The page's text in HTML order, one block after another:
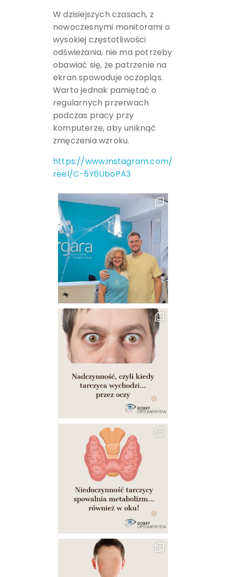
W dzisiejszych czasach, z
nowoczesnymi monitorami o
wysokiej częstotliwości
odświeżania, nie ma potrzeby
obawiać się, że patrzenie na
ekran spowoduje oczopląs.
Warto jednak pamiętać o
regularnych przerwach
podczas pracy przy
komputerze, aby uniknąć
zmęczenia wzroku.
https://www.instagram.com/
reel/C-5Y6UboPA3